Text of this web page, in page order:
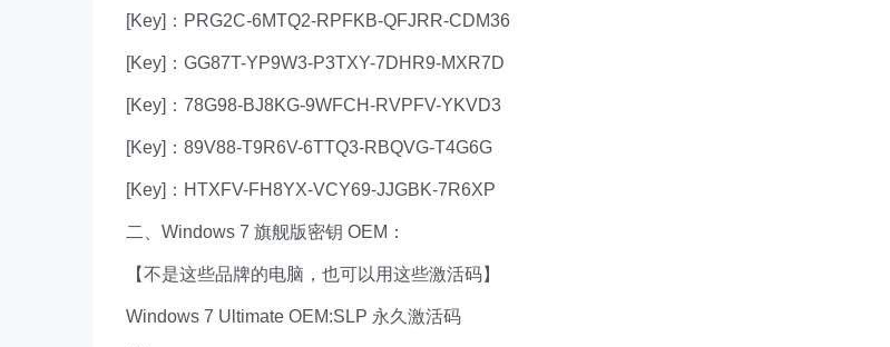
[Key]：PRG2C-6MTQ2-RPFKB-QFJRR-CDM36
[Key]：GG87T-YP9W3-P3TXY-7DHR9-MXR7D
[Key]：78G98-BJ8KG-9WFCH-RVPFV-YKVD3
[Key]：89V88-T9R6V-6TTQ3-RBQVG-T4G6G
[Key]：HTXFV-FH8YX-VCY69-JJGBK-7R6XP
二、Windows 7 旗舰版密钥 OEM：
【不是这些品牌的电脑，也可以用这些激活码】
Windows 7 Ultimate OEM:SLP 永久激活码